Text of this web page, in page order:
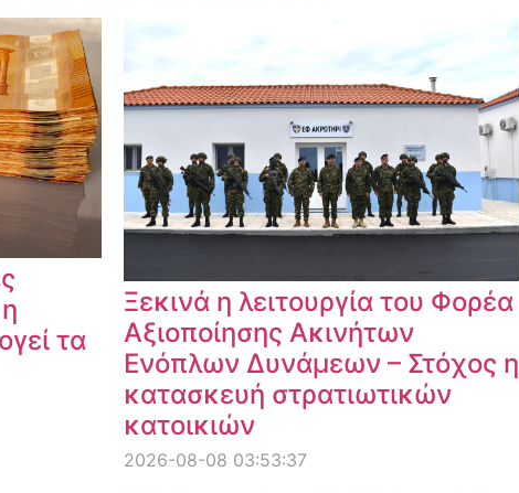
τα
Ξεκινά η λειτουργία του Φορέα
Αξιοποίησης Ακινήτων
Ενόπλων Δυνάμεων – Στόχος η
κατασκευή στρατιωτικών
κατοικιών
2026-08-08 03:53:37